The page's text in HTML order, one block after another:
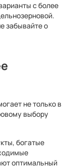
с более
забывайте о
не только в
выбору
богатые
оптимальный